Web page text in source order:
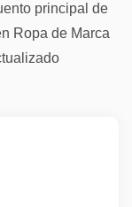
principal de
Ropa de Marca